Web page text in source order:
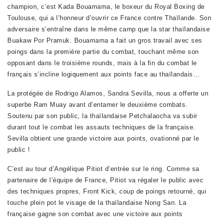
champion, c’est Kada Bouamama, le boxeur du Royal Boxing de
Toulouse, qui a l’honneur d’ouvrir ce France contre Thaïlande. Son
adversaire s’entraîne dans le même camp que la star thaïlandaise
Buakaw Por Pramuk. Bouamama a fait un gros travail avec ses
poings dans la première partie du combat, touchant même son
opposant dans le troisième rounds, mais à la fin du combat le
français s’incline logiquement aux points face au thaïlandais…
La protégée de Rodrigo Alamos, Sandra Sevilla, nous a offerte un
superbe Ram Muay avant d’entamer le deuxième combats.
Soutenu par son public, la thaïlandaise Petchalaocha va subir
durant tout le combat les assauts techniques de la française.
Sevilla obtient une grande victoire aux points, ovationné par le
public !
C’est au tour d’Angélique Pitiot d’entrée sur le ring. Comme sa
partenaire de l’équipe de France, Pitiot va régaler le public avec
des techniques propres, Front Kick, coup de poings retourné, qui
touche plein pot le visage de la thaïlandaise Nong San. La
française gagne son combat avec une victoire aux points